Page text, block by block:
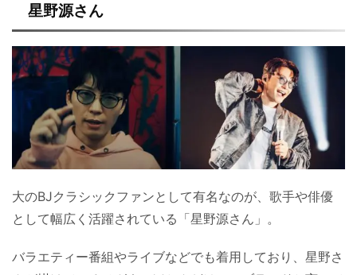
星野源さん
大のBJクラシックファンとして有名なのが、歌手や俳優
として幅広く活躍されている「星野源さん」。
バラエティー番組やライブなどでも着用しており、星野さ